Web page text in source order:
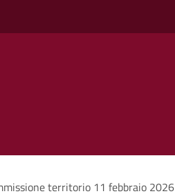
territorio 11 febbraio 2026